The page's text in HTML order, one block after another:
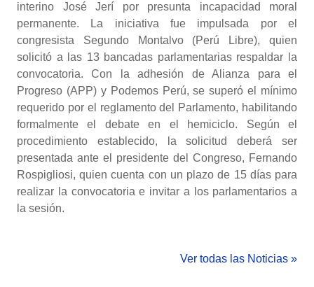
interino José Jerí por presunta incapacidad moral
permanente. La iniciativa fue impulsada por el
congresista Segundo Montalvo (Perú Libre), quien
solicitó a las 13 bancadas parlamentarias respaldar la
convocatoria. Con la adhesión de Alianza para el
Progreso (APP) y Podemos Perú, se superó el mínimo
requerido por el reglamento del Parlamento, habilitando
formalmente el debate en el hemiciclo. Según el
procedimiento establecido, la solicitud deberá ser
presentada ante el presidente del Congreso, Fernando
Rospigliosi, quien cuenta con un plazo de 15 días para
realizar la convocatoria e invitar a los parlamentarios a
la sesión.
Ver todas las Noticias »